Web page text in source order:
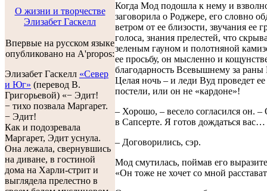
О жизни и творчестве
Элизабет Гаскелл
Впервые на русском языке
опубликовано на A'propos:
Элизабет Гаскелл «Север
и Юг» (перевод В.
Григорьевой) «− Эдит!
− тихо позвала Маргарет.
− Эдит!
Как и подозревала
Маргарет, Эдит уснула.
Она лежала, свернувшись
на диване, в гостиной
дома на Харли-стрит и
выглядела прелестно в
Когда Мод подошла к нему и
заговорила о Роджере, его словно
ветром от ее близости, звучания ее
голоса, знания прелестей, что
зеленым гауном и полотняной
ее просьбу, он мысленно и
благодарность Всевышнему за раны
Целая ночь – и леди Вуд проведет ее
постели, или он не «кардоне»!
– Хорошо, – весело согласился он. –
в Сапсерте. Я готов дождаться
– Договорились, сэр.
Мод смутилась, поймав его
«Он тоже не хочет со мной